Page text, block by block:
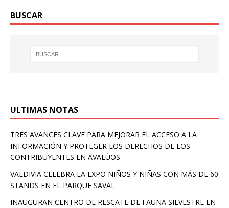
BUSCAR
ULTIMAS NOTAS
TRES AVANCES CLAVE PARA MEJORAR EL ACCESO A LA
INFORMACIÓN Y PROTEGER LOS DERECHOS DE LOS
CONTRIBUYENTES EN AVALÚOS
VALDIVIA CELEBRA LA EXPO NIÑOS Y NIÑAS CON MÁS DE 60
STANDS EN EL PARQUE SAVAL
INAUGURAN CENTRO DE RESCATE DE FAUNA SILVESTRE EN